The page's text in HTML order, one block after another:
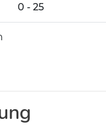
0 - 25